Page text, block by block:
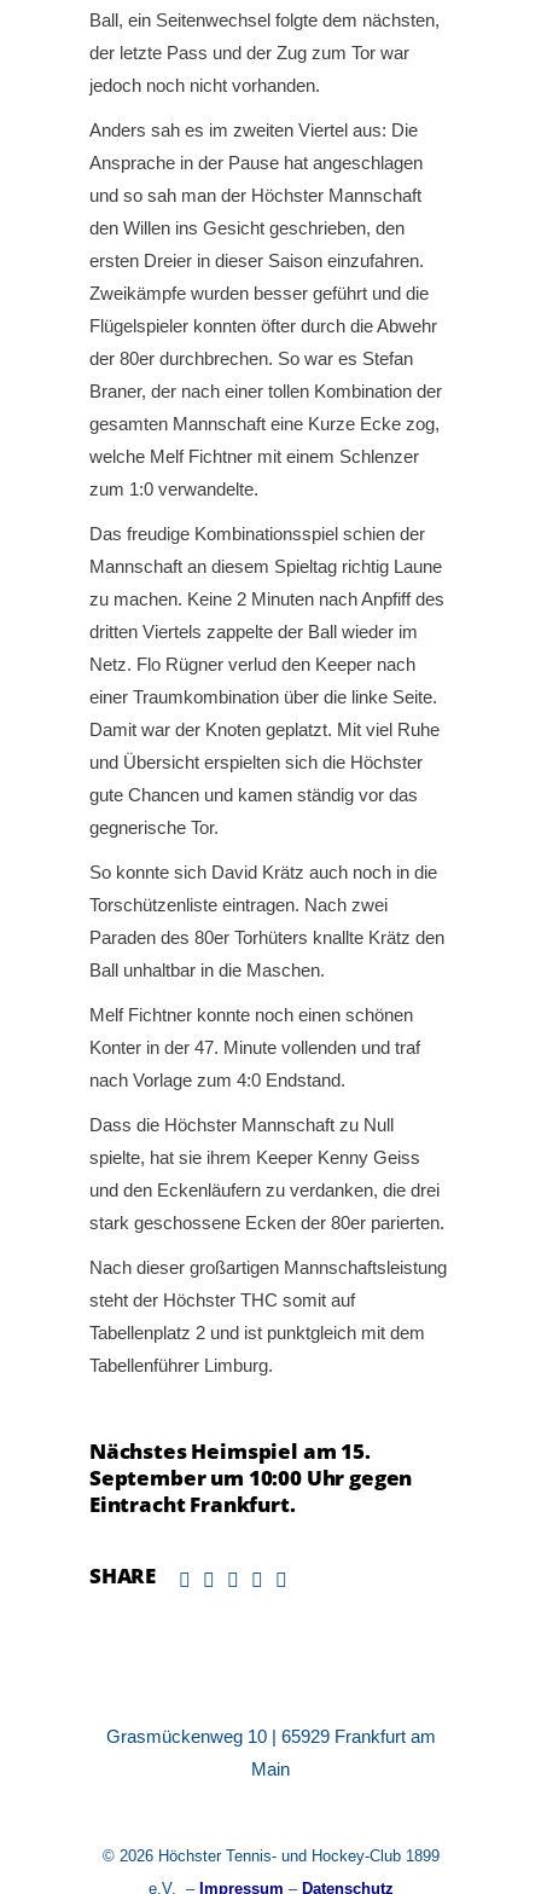
Ball, ein Seitenwechsel folgte dem nächsten,
der letzte Pass und der Zug zum Tor war
jedoch noch nicht vorhanden.
Anders sah es im zweiten Viertel aus: Die
Ansprache in der Pause hat angeschlagen
und so sah man der Höchster Mannschaft
den Willen ins Gesicht geschrieben, den
ersten Dreier in dieser Saison einzufahren.
Zweikämpfe wurden besser geführt und die
Flügelspieler konnten öfter durch die Abwehr
der 80er durchbrechen. So war es Stefan
Braner, der nach einer tollen Kombination der
gesamten Mannschaft eine Kurze Ecke zog,
welche Melf Fichtner mit einem Schlenzer
zum 1:0 verwandelte.
Das freudige Kombinationsspiel schien der
Mannschaft an diesem Spieltag richtig Laune
zu machen. Keine 2 Minuten nach Anpfiff des
dritten Viertels zappelte der Ball wieder im
Netz. Flo Rügner verlud den Keeper nach
einer Traumkombination über die linke Seite.
Damit war der Knoten geplatzt. Mit viel Ruhe
und Übersicht erspielten sich die Höchster
gute Chancen und kamen ständig vor das
gegnerische Tor.
So konnte sich David Krätz auch noch in die
Torschützenliste eintragen. Nach zwei
Paraden des 80er Torhüters knallte Krätz den
Ball unhaltbar in die Maschen.
Melf Fichtner konnte noch einen schönen
Konter in der 47. Minute vollenden und traf
nach Vorlage zum 4:0 Endstand.
Dass die Höchster Mannschaft zu Null
spielte, hat sie ihrem Keeper Kenny Geiss
und den Eckenläufern zu verdanken, die drei
stark geschossene Ecken der 80er parierten.
Nach dieser großartigen Mannschaftsleistung
steht der Höchster THC somit auf
Tabellenplatz 2 und ist punktgleich mit dem
Tabellenführer Limburg.
Nächstes Heimspiel am 15.
September um 10:00 Uhr gegen
Eintracht Frankfurt.
SHARE
Grasmückenweg 10 | 65929 Frankfurt am
Main
© 2026 Höchster Tennis- und Hockey-Club 1899
e.V. – Impressum – Datenschutz